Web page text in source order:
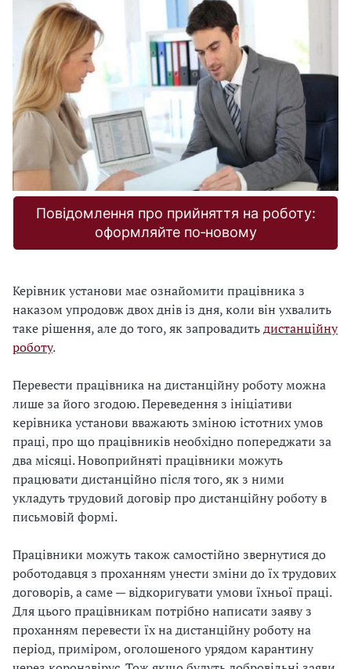
Повідомлення про прийняття на роботу:
оформляйте по‑новому
Керівник установи має ознайомити працівника з
наказом упродовж двох днів із дня, коли він ухвалить
таке рішення, але до того, як запровадитьдистанційну
роботу.
Перевести працівника на дистанційну роботу можна
лише за його згодою. Переведення з ініціативи
керівника установи вважають зміною істотних умов
праці, про що працівників необхідно попереджати за
два місяці. Новоприйняті працівники можуть
працювати дистанційно після того, як з ними
укладуть трудовий договір про дистанційну роботу в
письмовій формі.
Працівники можуть також самостійно звернутися до
роботодавця з проханням унести зміни до їх трудових
договорів, а саме — відкоригувати умови їхньої праці.
Для цього працівникам потрібно написати заяву з
проханням перевести їх на дистанційну роботу на
період, приміром, оголошеного урядом карантину